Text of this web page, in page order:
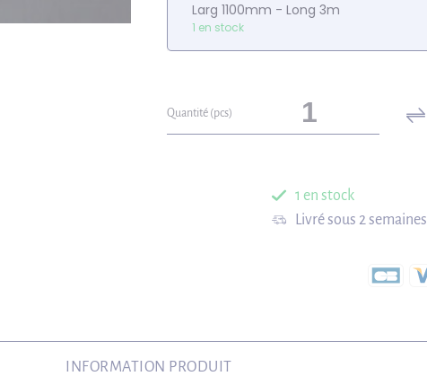
Larg 1100mm - Long 3m
1 en stock
Quantité (pcs)
1 en stock
Livré sous 2 semaines
INFORMATION PRODUIT